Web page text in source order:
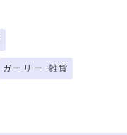
ガーリー 雑貨